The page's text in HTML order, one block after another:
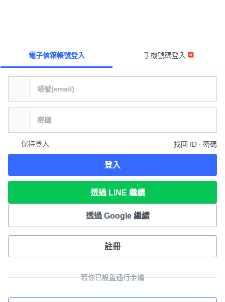
電子信箱帳號登入 手機號碼登入
保持登入 找回 ID ∙ 密碼
登入
透過 LINE 繼續
透過 Google 繼續
註冊
若你已設置通行金鑰